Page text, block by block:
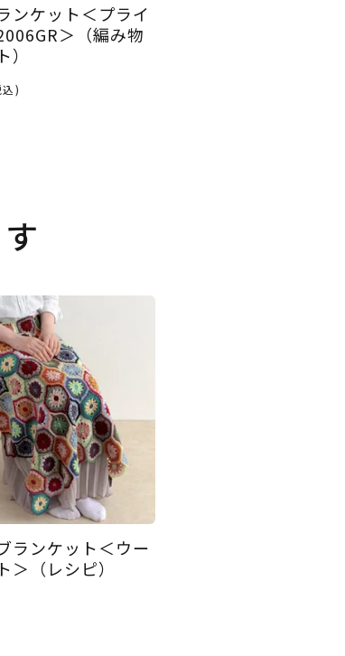
ンケット＜プライ
＞（編み物
)
ランケット＜ウー
＞（レシピ）